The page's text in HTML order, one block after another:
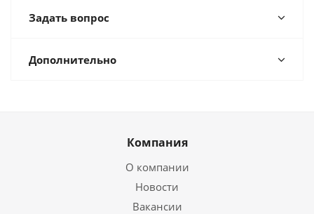
Задать вопрос
Дополнительно
Компания
О компании
Новости
Вакансии